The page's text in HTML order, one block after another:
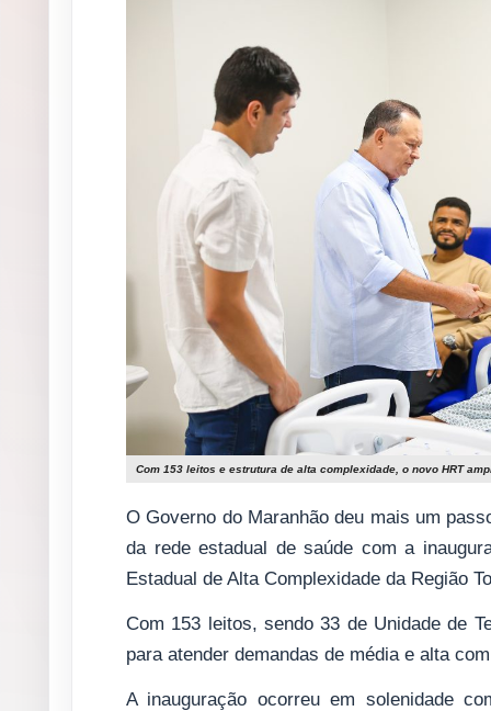
Com 153 leitos e estrutura de alta complexidade, o novo HRT
O Governo do Maranhão deu mais um
da rede estadual de saúde com a
Estadual de Alta Complexidade da Região
Com 153 leitos, sendo 33 de Unidade de
para atender demandas de média e alta
A inauguração ocorreu em solenidade